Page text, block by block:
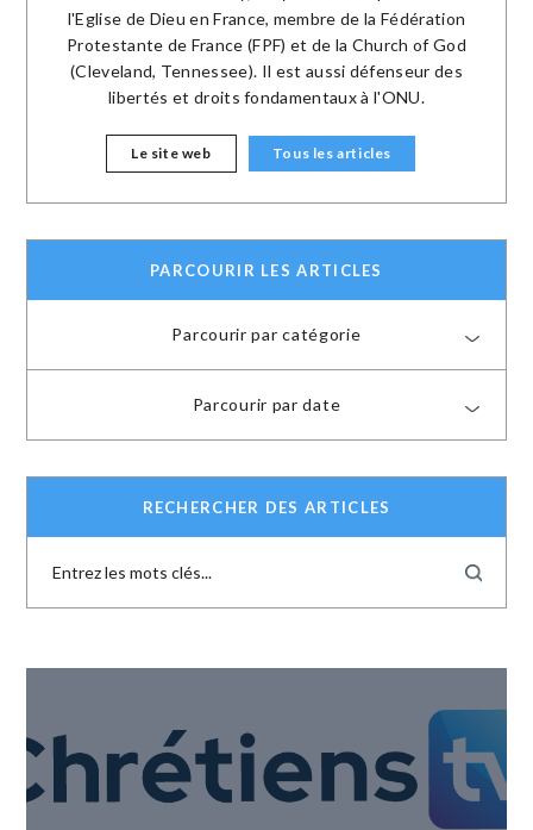
l'Eglise de Dieu en France, membre de la Fédération
Protestante de France (FPF) et de la Church of God
(Cleveland, Tennessee). Il est aussi défenseur des
libertés et droits fondamentaux à l'ONU.
Le site web Tous les articles
PARCOURIR LES ARTICLES
Parcourir par catégorie
Parcourir par date
RECHERCHER DES ARTICLES